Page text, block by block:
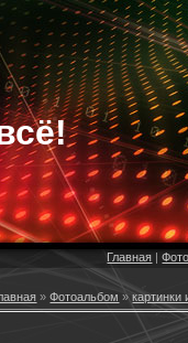
Главная |
»Фотоальбом »картинки